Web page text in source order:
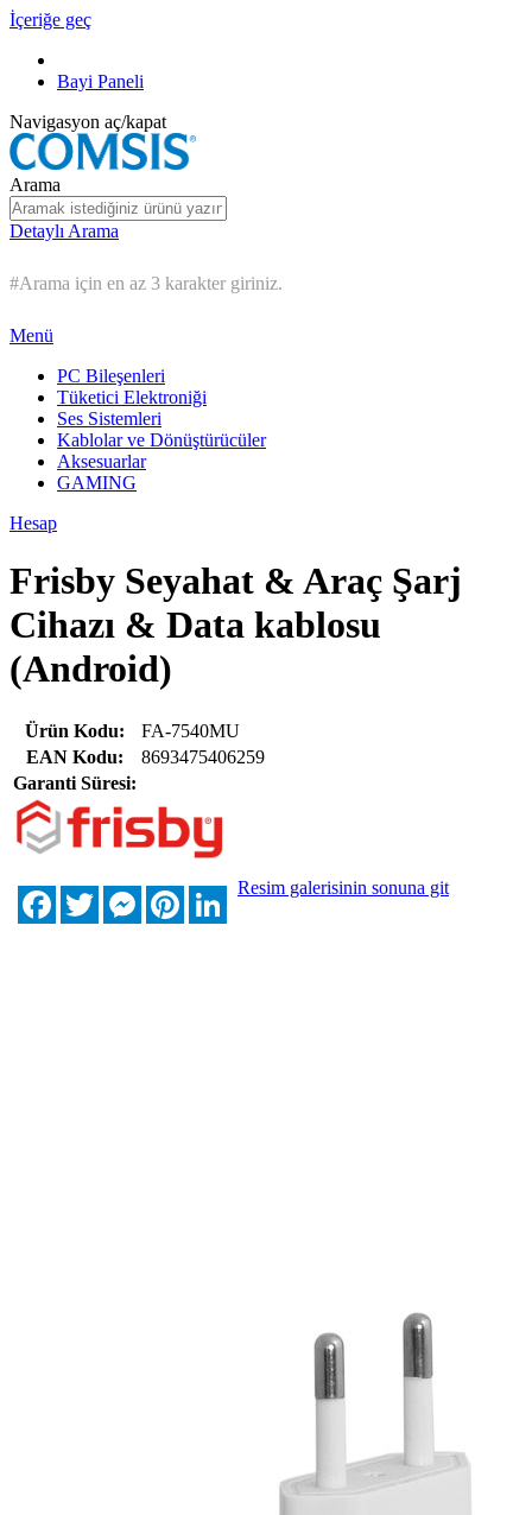
İçeriğe geç
Bayi Paneli
Navigasyon aç/kapat
Arama
Detaylı Arama
#Arama için en az 3 karakter giriniz.
Menü
PC Bileşenleri
Tüketici Elektroniği
Ses Sistemleri
Kablolar ve Dönüştürücüler
Aksesuarlar
GAMING
Hesap
Frisby Seyahat & Araç Şarj
Cihazı & Data kablosu
(Android)
Ürün Kodu:
FA-7540MU
EAN Kodu:
8693475406259
Garanti Süresi:
FacebookTwitterMessengerPinterestLinkedIn
Resim galerisinin sonuna git